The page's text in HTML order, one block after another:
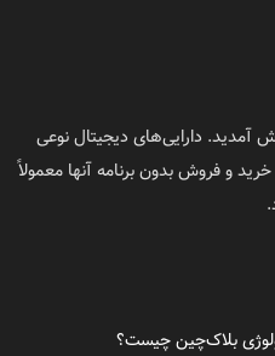
آمدید. دارایی‌های دیجیتال نوعی
و فروش بدون برنامه آنها معمولاً
بلاک‌چین چیست؟